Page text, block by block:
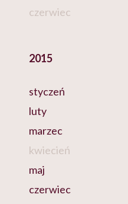
czerwiec
2015
styczeń
luty
marzec
kwiecień
maj
czerwiec